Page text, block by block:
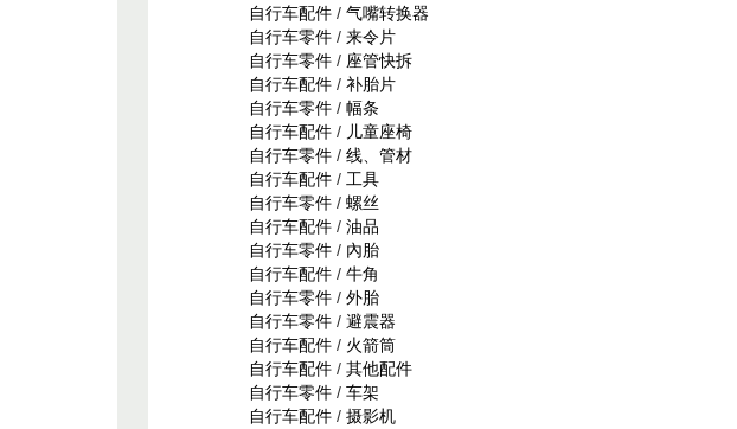
自行车配件/ 气嘴转换器
自行车零件/ 来令片
自行车零件/ 座管快拆
自行车配件/ 补胎片
自行车零件/ 幅条
自行车配件/ 儿童座椅
自行车零件/ 线、管材
自行车配件/ 工具
自行车零件/ 螺丝
自行车配件/ 油品
自行车零件/ 內胎
自行车配件/ 牛角
自行车零件/ 外胎
自行车零件/ 避震器
自行车配件/ 火箭筒
自行车配件/ 其他配件
自行车零件/ 车架
自行车配件/ 摄影机